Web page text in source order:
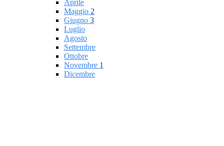
Aprile
Maggio 2
Giugno 3
Luglio
Agosto
Settembre
Ottobre
Novembre 1
Dicembre